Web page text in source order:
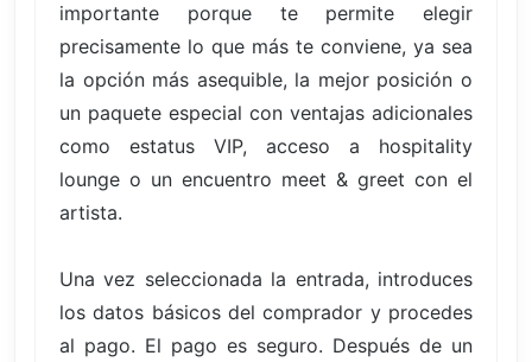
importante porque te permite elegir
precisamente lo que más te conviene, ya sea
la opción más asequible, la mejor posición o
un paquete especial con ventajas adicionales
como estatus VIP, acceso a hospitality
lounge o un encuentro meet & greet con el
artista.
Una vez seleccionada la entrada, introduces
los datos básicos del comprador y procedes
al pago. El pago es seguro. Después de un